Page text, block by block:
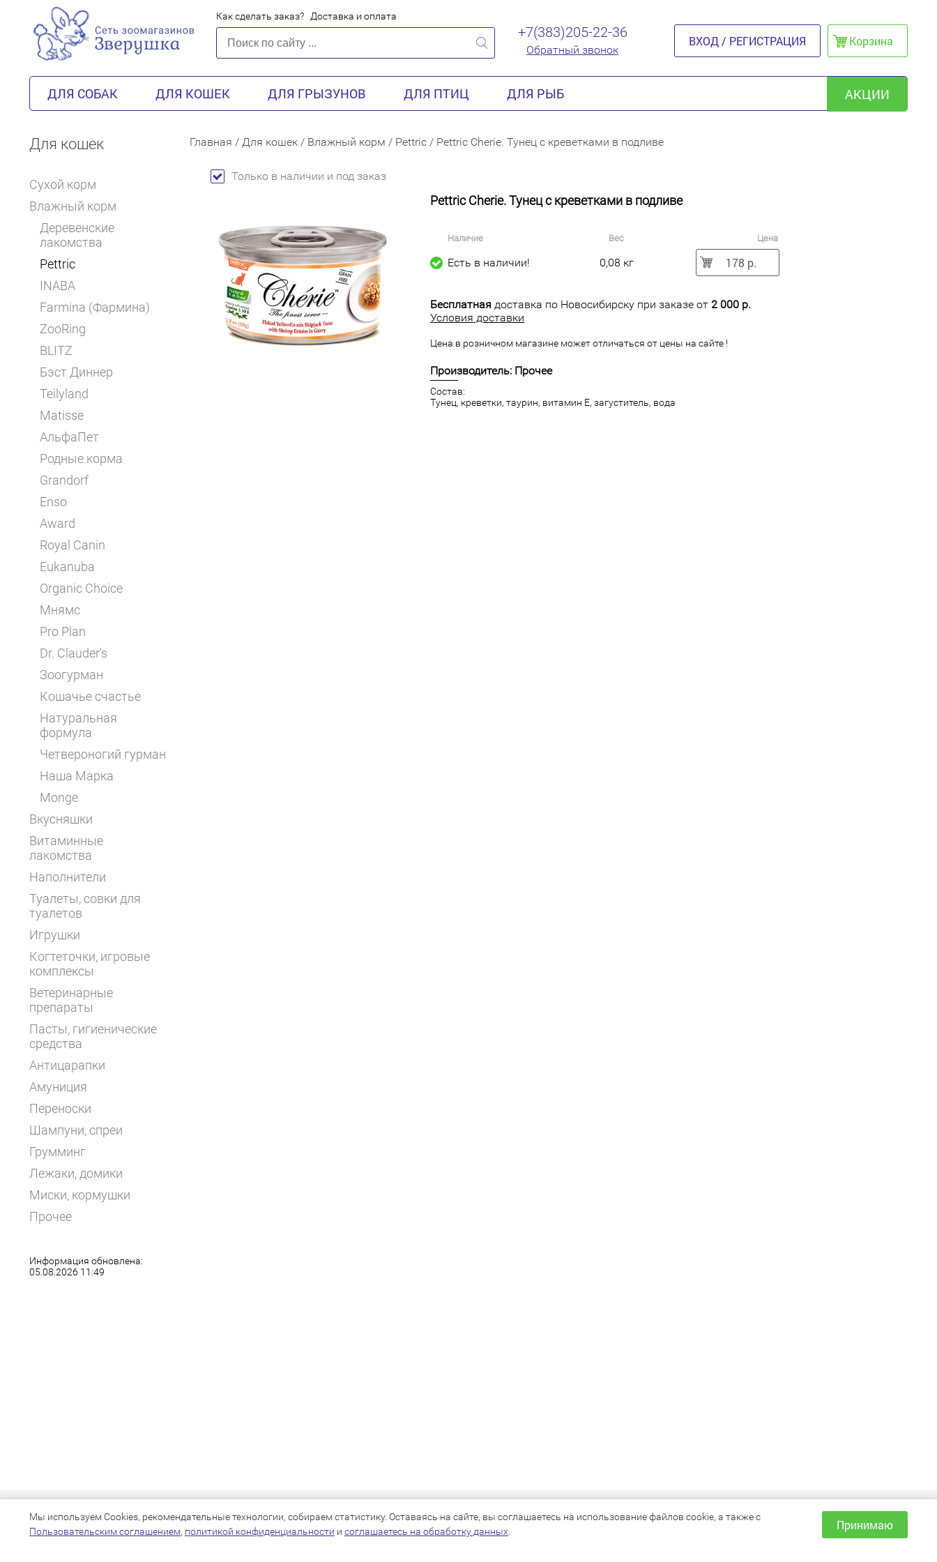
Как сделать заказ? Доставка и оплата
+7(383)205-22-36
Обратный звонок
ВХОД / РЕГИСТРАЦИЯ Корзина
ДЛЯ СОБАК ДЛЯ КОШЕК ДЛЯ ГРЫЗУНОВ ДЛЯ ПТИЦ ДЛЯ РЫБ АКЦИИ
Для кошек
Сухой корм
Влажный корм
Деревенские
лакомства
Pettric
INABA
Farmina (Фармина)
ZooRing
BLITZ
Бэст Диннер
Teilyland
Matisse
АльфаПет
Родные корма
Grandorf
Enso
Award
Royal Canin
Eukanuba
Organic Choice
Мнямс
Pro Plan
Dr. Clauder's
Зоогурман
Кошачье счастье
Натуральная
формула
Четвероногий гурман
Наша Марка
Monge
Вкусняшки
Витаминные
лакомства
Наполнители
Туалеты, совки для
туалетов
Игрушки
Когтеточки, игровые
комплексы
Ветеринарные
препараты
Пасты, гигиенические
средства
Антицарапки
Амуниция
Переноски
Шампуни, спреи
Грумминг
Лежаки, домики
Миски, кормушки
Прочее
Информация обновлена:
05.08.2026 11:49
Главная / Для кошек / Влажный корм / Pettric / Pettric Cherie. Тунец с креветками в подливе
Только в наличии и под заказ
Pettric Cherie. Тунец с креветками в подливе
Наличие Вес Цена
Есть в наличии! 0,08 кг 178 р.
Бесплатная доставка по Новосибирску при заказе от 2 000 р.
Условия доставки
Цена в розничном магазине может отличаться от цены на сайте !
Производитель: Прочее
Состав:
Тунец, креветки, таурин, витамин Е, загуститель, вода
КАТАЛОГ
Для собак
ИНФОРМАЦИЯ
Как сделать заказ?
Мы используем Cookies, рекомендательные технологии, собираем статистику. Оставаясь на сайте, вы соглашаетесь на использование файлов cookie, а также с
Пользовательским соглашением, политикой конфиденциальности и соглашаетесь на обработку данных Принимаю